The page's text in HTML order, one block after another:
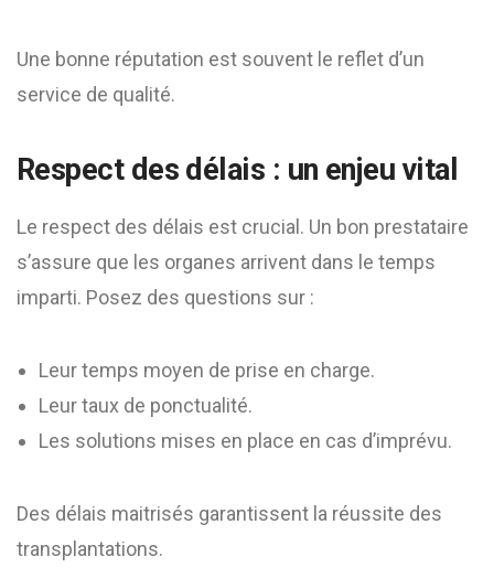
Une bonne réputation est souvent le reflet d’un
service de qualité.
Respect des délais : un enjeu vital
Le respect des délais est crucial. Un bon prestataire
s’assure que les organes arrivent dans le temps
imparti. Posez des questions sur :
Leur temps moyen de prise en charge.
Leur taux de ponctualité.
Les solutions mises en place en cas d’imprévu.
Des délais maitrisés garantissent la réussite des
transplantations.